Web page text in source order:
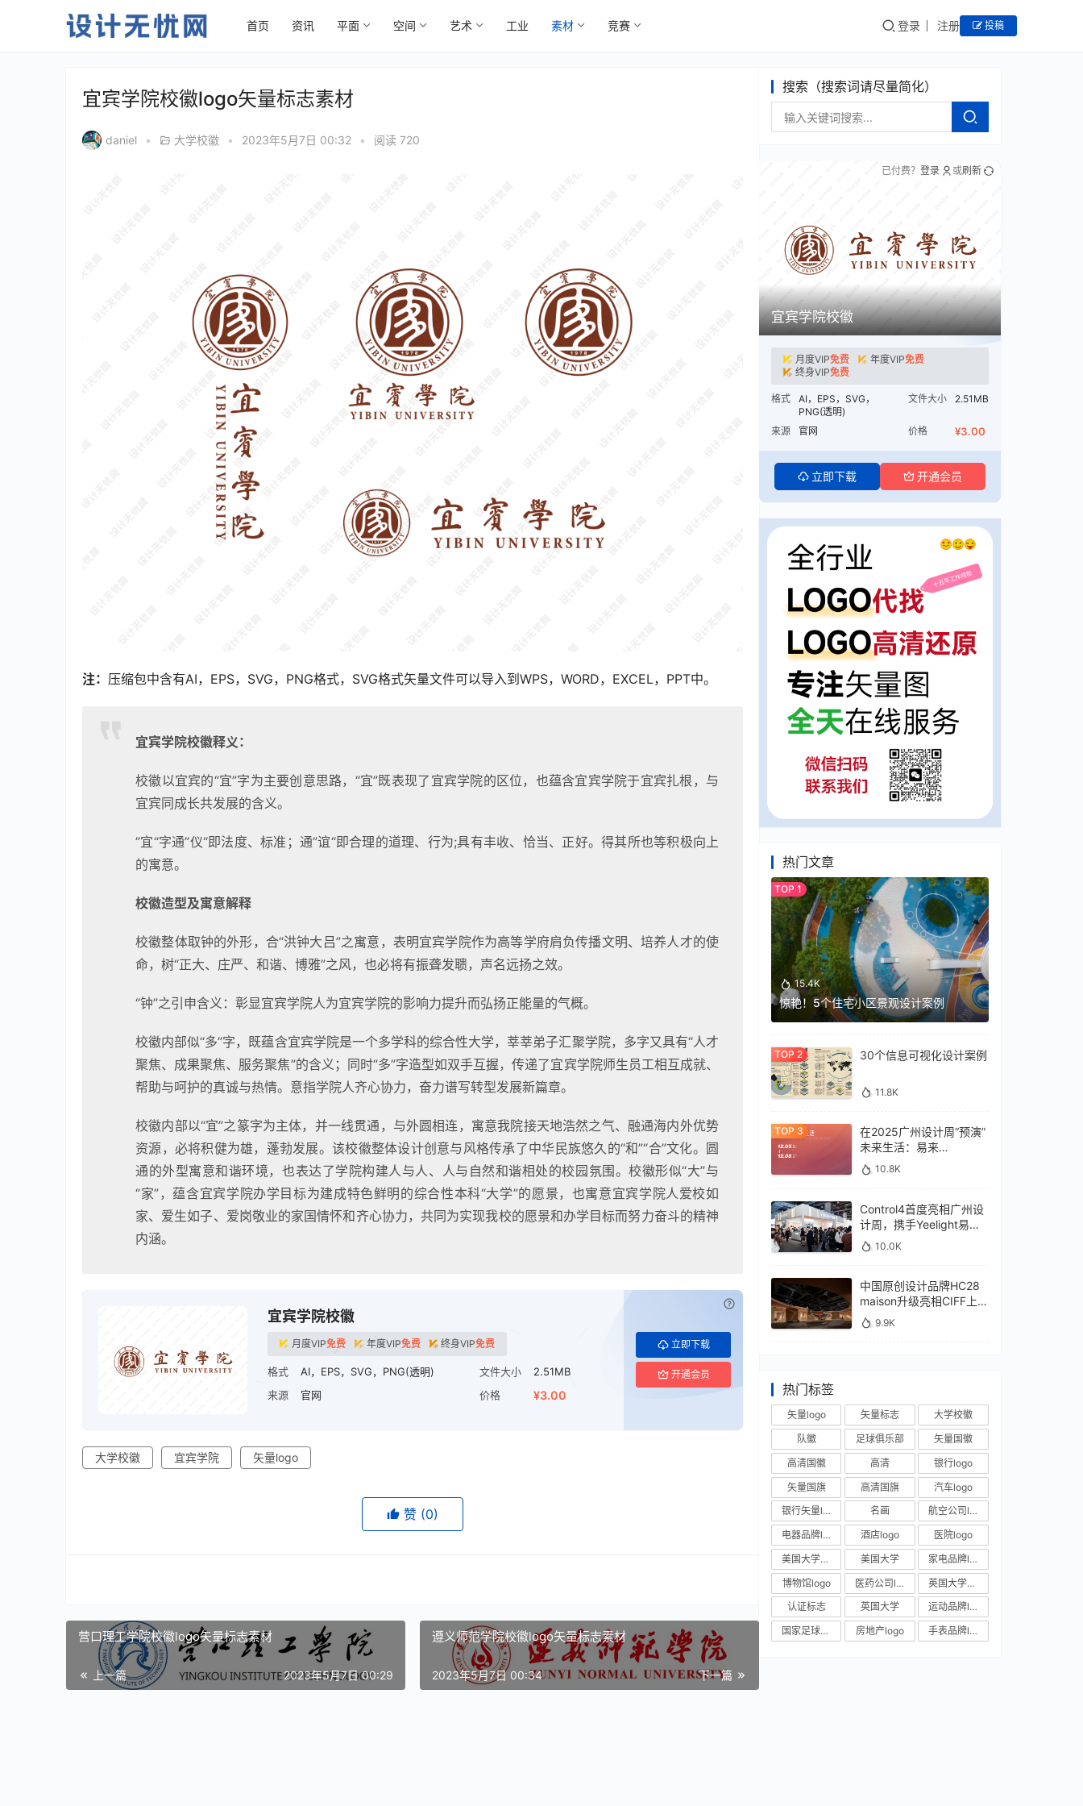
首页 资讯 平面 空间 艺术 工业 素材 竞赛 登录 注册 投稿
宜宾学院校徽logo矢量标志素材
daniel • 大学校徽 • 2023年5月7日 00:32 • 阅读 720
注： 压缩包中含有AI，EPS，SVG，PNG格式，SVG格式矢量文件可以导入到WPS，WORD，EXCEL，PPT中。
宜宾学院校徽释义：
校徽以宜宾的“宜”字为主要创意思路，“宜”既表现了宜宾学院的区位，也蕴含宜宾学院于宜宾扎根，与
宜宾同成长共发展的含义。
”宜“字通”仪“即法度、标准；通”谊“即合理的道理、行为;具有丰收、恰当、正好。得其所也等积极向上
的寓意。
校徽造型及寓意解释
校徽整体取钟的外形，合“洪钟大吕”之寓意，表明宜宾学院作为高等学府肩负传播文明、培养人才的使
命，树“正大、庄严、和谐、博雅”之风，也必将有振聋发聩，声名远扬之效。
“钟”之引申含义：彰显宜宾学院人为宜宾学院的影响力提升而弘扬正能量的气概。
校徽内部似“多”字，既蕴含宜宾学院是一个多学科的综合性大学，莘莘弟子汇聚学院，多字又具有“人才
聚焦、成果聚焦、服务聚焦”的含义；同时“多”字造型如双手互握，传递了宜宾学院师生员工相互成就、
帮助与呵护的真诚与热情。意指学院人齐心协力，奋力谱写转型发展新篇章。
校徽内部以“宜”之篆字为主体，并一线贯通，与外圆相连，寓意我院接天地浩然之气、融通海内外优势
资源，必将积健为雄，蓬勃发展。该校徽整体设计创意与风格传承了中华民族悠久的“和”“合”文化。圆
通的外型寓意和谐环境，也表达了学院构建人与人、人与自然和谐相处的校园氛围。校徽形似“大”与
“家”，蕴含宜宾学院办学目标为建成特色鲜明的综合性本科“大学”的愿景，也寓意宜宾学院人爱校如
家、爱生如子、爱岗敬业的家国情怀和齐心协力，共同为实现我校的愿景和办学目标而努力奋斗的精神
内涵。
宜宾学院校徽
月度VIP免费 年度VIP免费 终身VIP免费
格式 AI，EPS，SVG，PNG(透明) 文件大小
2.51MB
来源
官网 价格 ¥3.00
立即下载
开通会员
已付费？登录 或刷新
大学校徽 宜宾学院 矢量logo
赞 (0)
营口理工学院校徽logo矢量标志素材
上一篇 2023年5月7日 00:29
遵义师范学院校徽logo矢量标志素材
下一篇
2023年5月7日 00:34
搜索（搜索词请尽量简化）
宜宾学院校徽
月度VIP免费 年度VIP免费
终身VIP免费
格式
AI，EPS，SVG，
PNG(透明)
文件大小 2.51MB
来源 官网 价格 ¥3.00
立即下载 开通会员
已付费？ 登录 或刷新
热门文章
15.4K
惊艳！5个住宅小区景观设计案例
30个信息可视化设计案例
11.8K
在2025广州设计周“预演”
未来生活：易来
xControl4展位待您亲鉴
10.8K
Control4首度亮相广州设
计周，携手Yeelight易来
深化本土战略
10.0K
中国原创设计品牌HC28
maison升级亮相CIFF上
海，汇聚设计巨擘
9.9K
热门标签
矢量logo 矢量标志
大学校徽
队徽
足球俱乐部
矢量国徽
高清国徽
高清
银行logo
矢量国旗
高清国旗
汽车logo
银行矢量logo
名画
航空公司logo
电器品牌logo
酒店logo
医院logo
美国大学校徽
美国大学
家电品牌logo
博物馆logo
医药公司logo
英国大学校徽
认证标志
英国大学
运动品牌logo
国家足球队队徽
房地产logo 手表品牌logo